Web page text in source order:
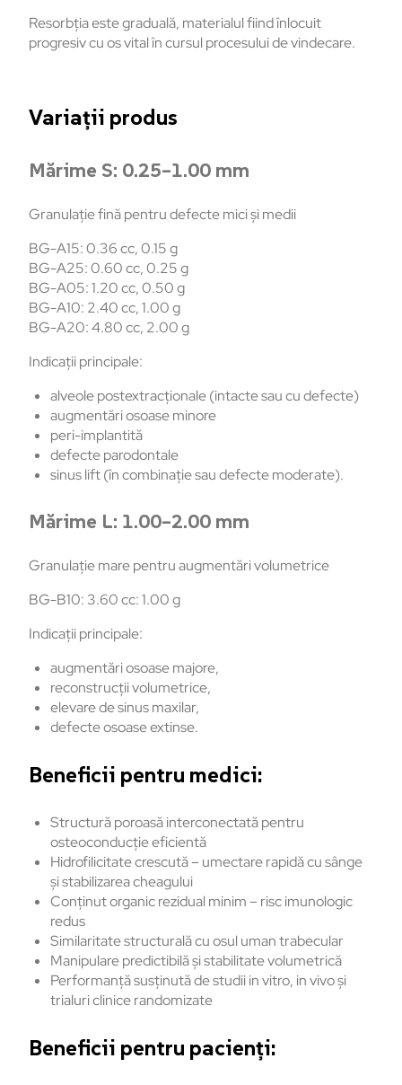
Resorbția este graduală, materialul fiind înlocuit
progresiv cu os vital în cursul procesului de vindecare.
Variații produs
Mărime S: 0.25–1.00 mm
Granulație fină pentru defecte mici și medii
BG-A15: 0.36 cc, 0.15 g
BG-A25: 0.60 cc, 0.25 g
BG-A05: 1.20 cc, 0.50 g
BG-A10: 2.40 cc, 1.00 g
BG-A20: 4.80 cc, 2.00 g
Indicații principale:
alveole postextracționale (intacte sau cu defecte)
augmentări osoase minore
peri-implantită
defecte parodontale
sinus lift (în combinație sau defecte moderate).
Mărime L: 1.00–2.00 mm
Granulație mare pentru augmentări volumetrice
BG-B10: 3.60 cc: 1.00 g
Indicații principale:
augmentări osoase majore,
reconstrucții volumetrice,
elevare de sinus maxilar,
defecte osoase extinse.
Beneficii pentru medici:
Structură poroasă interconectată pentru
osteoconducție eficientă
Hidrofilicitate crescută – umectare rapidă cu sânge
și stabilizarea cheagului
Conținut organic rezidual minim – risc imunologic
redus
Similaritate structurală cu osul uman trabecular
Manipulare predictibilă și stabilitate volumetrică
Performanță susținută de studii in vitro, in vivo și
trialuri clinice randomizate
Beneficii pentru pacienți: